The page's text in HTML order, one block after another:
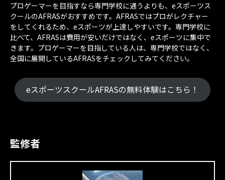
プロゲーマーを目指すなら専門学校に通うよりも、eスポーツス
クールのAFRASがおすすめです。AFRASではプロがレクチャー
をしてくれるため、eスポーツが上達しやすいです。専門学校に
比べて、AFRASは費用が安いだけではなく、eスポーツに集中で
きます。プロゲーマーを目指している人は、専門学校ではなく、
全国に展開しているAFRASをチェックしてみてください。
eスポーツスクールAFRASの無料体験はこちら！
監修者